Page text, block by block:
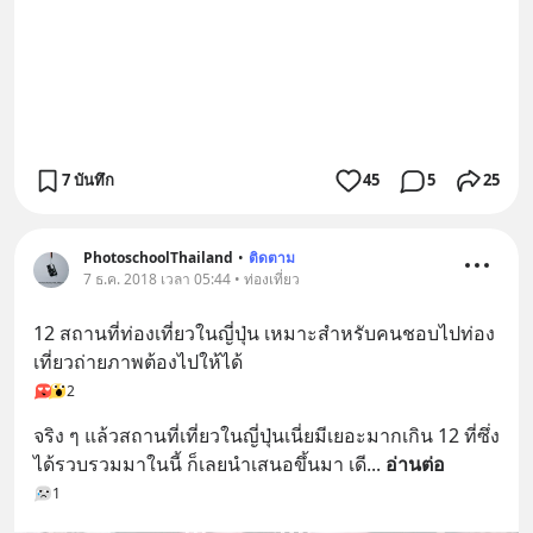
7 บันทึก 45 5 25
PhotoschoolThailand • ติดตาม
7 ธ.ค. 2018 เวลา 05:44 • ท่องเที่ยว
12 สถานที่ท่องเที่ยวในญี่ปุ่น เหมาะสำหรับคนชอบไปท่อง
เที่ยวถ่ายภาพต้องไปให้ได้
2
จริง ๆ แล้วสถานที่เที่ยวในญี่ปุ่นเนี่ยมีเยอะมากเกิน 12 ที่ซึ่ง
ได้รวบรวมมาในนี้ ก็เลยนำเสนอขึ้นมา เดี... อ่านต่อ
1